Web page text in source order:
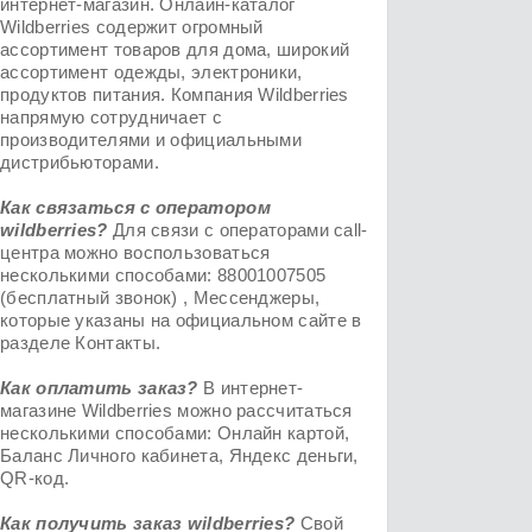
интернет-магазин. Онлайн-каталог
Wildberries содержит огромный
ассортимент товаров для дома, широкий
ассортимент одежды, электроники,
продуктов питания. Компания Wildberries
напрямую сотрудничает с
производителями и официальными
дистрибьюторами.
Как связаться с оператором
wildberries? Для связи с операторами call-
центра можно воспользоваться
несколькими способами: 88001007505
(бесплатный звонок) , Мессенджеры,
которые указаны на официальном сайте в
разделе Контакты.
Как оплатить заказ? В интернет-
магазине Wildberries можно рассчитаться
несколькими способами: Онлайн картой,
Баланс Личного кабинета, Яндекс деньги,
QR-код.
Как получить заказ wildberries? Свой